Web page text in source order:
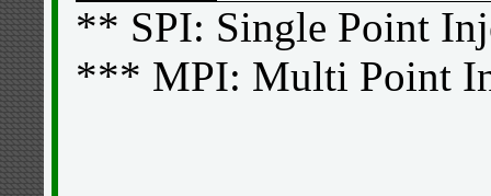
** SPI: Single Point
*** MPI: Multi Point